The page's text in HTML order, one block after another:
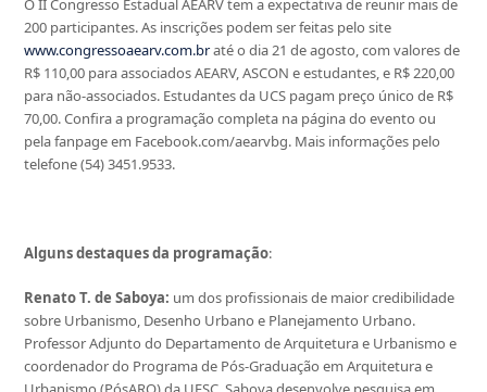
O II Congresso Estadual AEARV tem a expectativa de reunir mais de
200 participantes. As inscrições podem ser feitas pelo site
www.congressoaearv.com.braté o dia 21 de agosto, com valores de
R$ 110,00 para associados AEARV, ASCON e estudantes, e R$ 220,00
para não-associados. Estudantes da UCS pagam preço único de R$
70,00. Confira a programação completa na página do evento ou
pela fanpage em Facebook.com/aearvbg. Mais informações pelo
telefone (54) 3451.9533.
Alguns destaques da programação:
Renato T. de Saboya: um dos profissionais de maior credibilidade
sobre Urbanismo, Desenho Urbano e Planejamento Urbano.
Professor Adjunto do Departamento de Arquitetura e Urbanismo e
coordenador do Programa de Pós-Graduação em Arquitetura e